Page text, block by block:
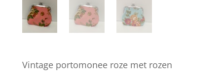
Vintage portomonee roze met rozen